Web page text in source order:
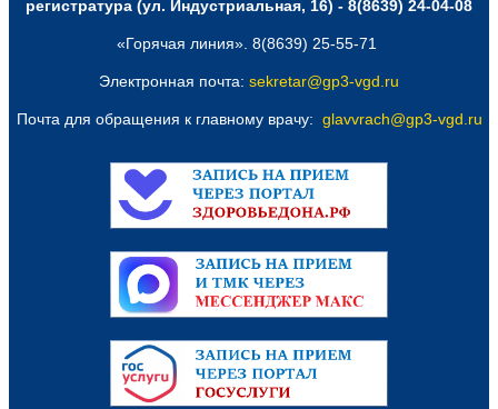
регистратура (ул. Индустриальная, 16) - 8(8639) 24-04-08
«Горячая линия». 8(8639) 25-55-71
Электронная почта: sekretar@gp3-vgd.ru
Почта для обращения к главному врачу: glavvrach@gp3-vgd.ru